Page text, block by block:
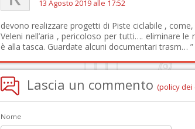
13 Agosto 2019 alle 17:52
devono realizzare progetti di Piste ciclabile ,
Veleni nell’aria , pericoloso per tutti…. eliminare le
è alla tasca. Guardate alcuni documentari trasm… ”
Lascia un commento (policy dei
Nome